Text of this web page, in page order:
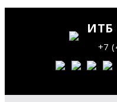
ИТБ
+7